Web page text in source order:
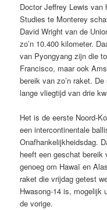
Doctor Jeffrey Lewis
Studies te Monterey
David Wright van de
zo’n 10.400 kilometer.
van Pyongyang zijn die
Francisco, maar ook
bereik van zo’n raket.
lange vliegtijd van drie
Het is de eerste Noord-
een intercontinentale
Onafhankelijkheidsdag.
heeft een geschat
genoeg om Hawaï en
raket die vrijdag getest
Hwasong-14 is, mogelijk
de vorige.